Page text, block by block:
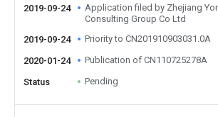
2019-09-24
Application filed by Zhejiang
Consulting Group Co Ltd
2019-09-24
Priority to CN201910903031.0A
2020-01-24 Publication of CN110725278A
Status Pending